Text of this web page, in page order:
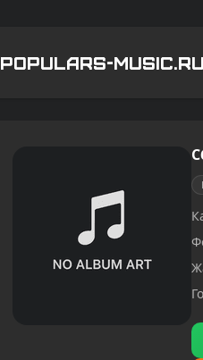
POPULARS-MUSIC.RU